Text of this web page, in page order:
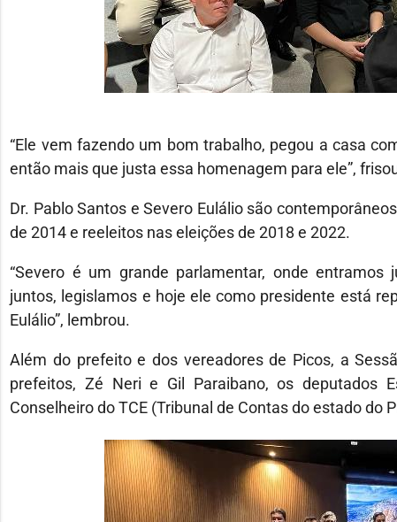
“Ele vem fazendo um bom trabalho, pegou a casa
então mais que justa essa homenagem para ele”,
Dr. Pablo Santos e Severo Eulálio são
de 2014 e reeleitos nas eleições de 2018 e 2022.
“Severo é um grande parlamentar, onde
juntos, legislamos e hoje ele como presidente está
Eulálio”, lembrou.
Além do prefeito e dos vereadores de Picos, a
prefeitos, Zé Neri e Gil Paraibano, os deputados
Conselheiro do TCE (Tribunal de Contas do estado do